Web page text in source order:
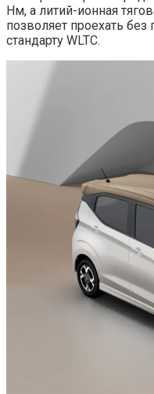
Нм, а литий-ионная
позволяет проехать
стандарту WLTC.